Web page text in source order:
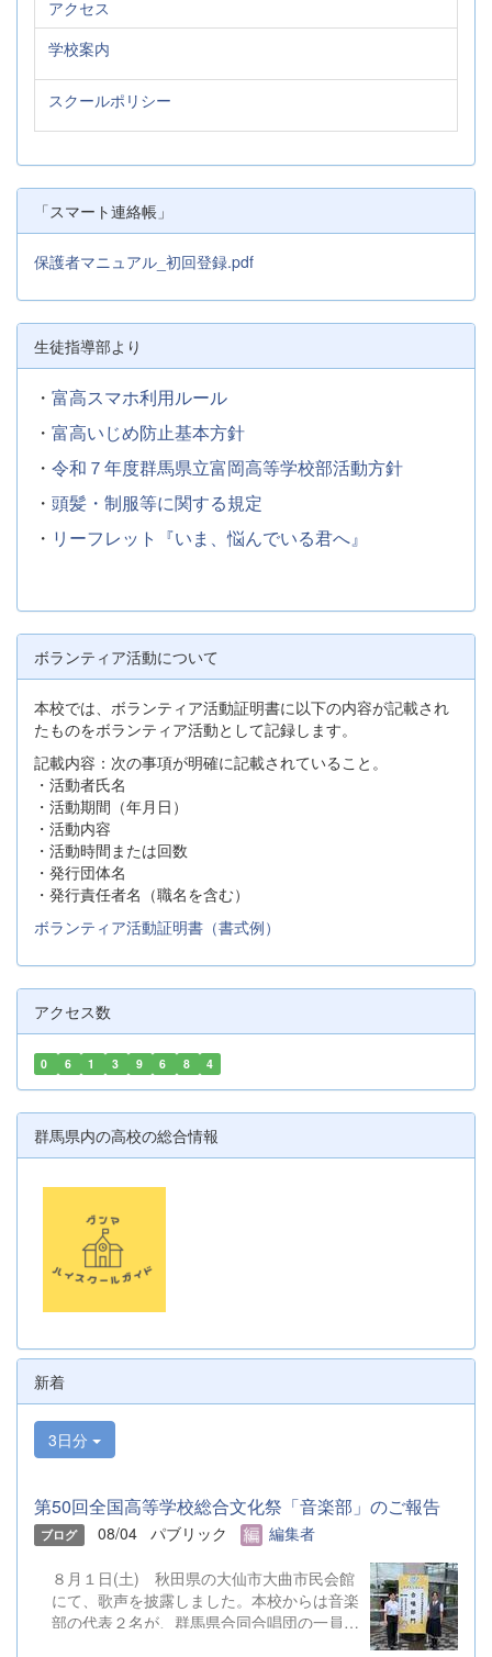
アクセス
学校案内
スクールポリシー
「スマート連絡帳」
保護者マニュアル_初回登録.pdf
生徒指導部より
・ 富高スマホ利用ルール
・ 富高いじめ防止基本方針
・ 令和７年度群馬県立富岡高等学校部活動方針
・ 頭髪・制服等に関する規定
・ リーフレット『いま、悩んでいる君へ』
ボランティア活動について
本校では、ボランティア活動証明書に以下の内容が記載され
たものをボランティア活動として記録します。
記載内容：次の事項が明確に記載されていること。
・活動者氏名
・活動期間（年月日）
・活動内容
・活動時間または回数
・発行団体名
・発行責任者名（職名を含む）
ボランティア活動証明書（書式例）
アクセス数
0 6 1 3 9 6 8 4
群馬県内の高校の総合情報
新着
3日分
第50回全国高等学校総合文化祭「音楽部」のご報告
ブログ 08/04 パブリック 編集者
８月１日(土) 秋田県の大仙市大曲市民会館
にて、歌声を披露しました。本校からは音楽
部の代表２名が、群馬県合同合唱団の一員と